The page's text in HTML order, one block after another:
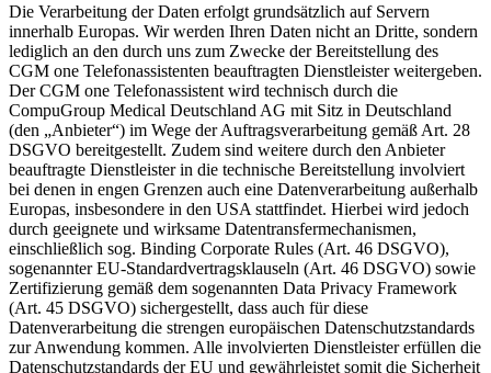
Die Verarbeitung der Daten erfolgt grundsätzlich auf Servern
innerhalb Europas. Wir werden Ihren Daten nicht an Dritte, sondern
lediglich an den durch uns zum Zwecke der Bereitstellung des
CGM one Telefonassistenten beauftragten Dienstleister weitergeben.
Der CGM one Telefonassistent wird technisch durch die
CompuGroup Medical Deutschland AG mit Sitz in Deutschland
(den „Anbieter“) im Wege der Auftragsverarbeitung gemäß Art. 28
DSGVO bereitgestellt. Zudem sind weitere durch den Anbieter
beauftragte Dienstleister in die technische Bereitstellung involviert
bei denen in engen Grenzen auch eine Datenverarbeitung außerhalb
Europas, insbesondere in den USA stattfindet. Hierbei wird jedoch
durch geeignete und wirksame Datentransfermechanismen,
einschließlich sog. Binding Corporate Rules (Art. 46 DSGVO),
sogenannter EU-Standardvertragsklauseln (Art. 46 DSGVO) sowie
Zertifizierung gemäß dem sogenannten Data Privacy Framework
(Art. 45 DSGVO) sichergestellt, dass auch für diese
Datenverarbeitung die strengen europäischen Datenschutzstandards
zur Anwendung kommen. Alle involvierten Dienstleister erfüllen die
Datenschutzstandards der EU und gewährleistet somit die Sicherheit